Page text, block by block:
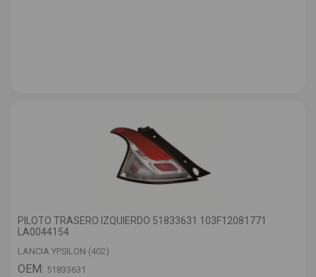
PILOTO TRASERO IZQUIERDO 51833631 103F12081771
LA0044154
LANCIA YPSILON (402)
OEM: 51833631